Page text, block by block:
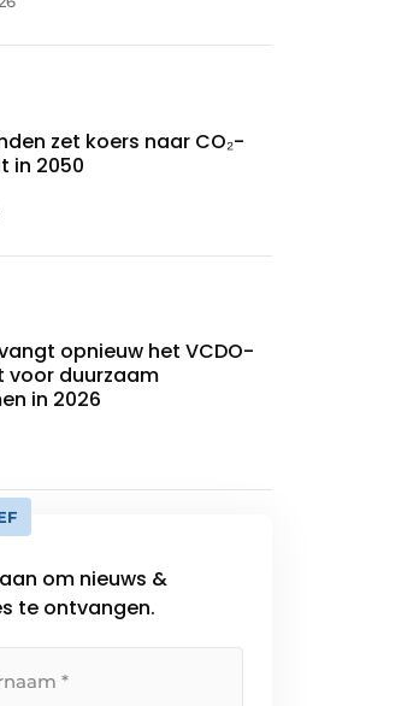
zet koers naar CO₂-
in 2050
opnieuw het VCDO-
duurzaam
in 2026
om nieuws &
te ontvangen.